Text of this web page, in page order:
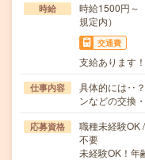
時給
時給1500円
規定内）
交通費
支給あります
仕事内容
具体的には‥
ンなどの交換
応募資格
職種未経験OK
不要
未経験OK！年